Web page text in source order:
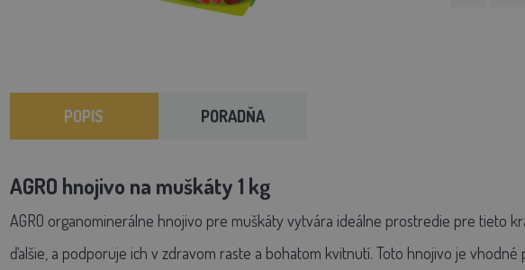
POPIS PORADŇA
AGRO hnojivo na muškáty 1 kg
AGRO organominerálne hnojivo pre muškáty vytvára ideálne prostredie pre tieto
ďalšie, a podporuje ich v zdravom raste a bohatom kvitnutí. Toto hnojivo je